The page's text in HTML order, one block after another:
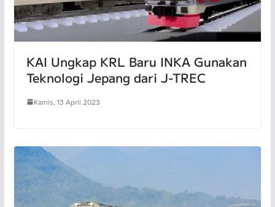
KAI Ungkap KRL Baru INKA Gunakan
Teknologi Jepang dari J-TREC
Kamis, 13 April 2023